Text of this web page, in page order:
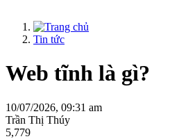
Tin tức
Web tĩnh là gì?
10/07/2026, 09:31 am
Trần Thị Thúy
5,779